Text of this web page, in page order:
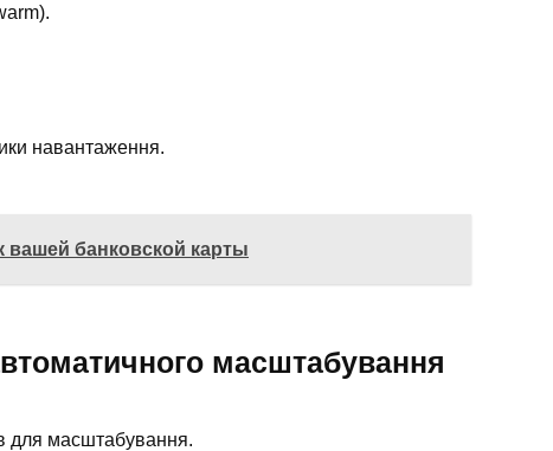
навантаження.
банковской карты
масштабування
для масштабування.